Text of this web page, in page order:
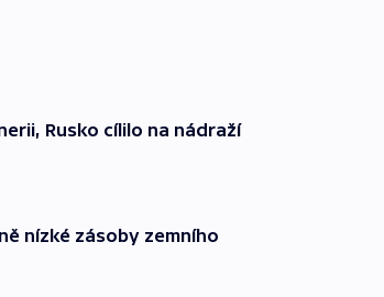
Rusko cílilo na nádraží
nízké zásoby zemního